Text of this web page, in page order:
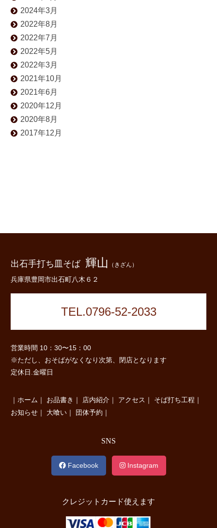
2024年3月
2022年8月
2022年7月
2022年5月
2022年3月
2021年10月
2021年6月
2020年12月
2020年8月
2017年12月
出石手打ち皿そば 輝山 （きざん）
兵庫県豊岡市出石町八木６２
TEL.0796-52-2033
営業時間 10：30〜15：00
※ただし、おそばがなくなり次第、閉店となります
定休日.金曜日
｜ホーム ｜ お品書き ｜ 店内紹介 ｜ アクセス ｜ そば打ち工程 ｜
お知らせ ｜ 大喰い ｜ 団体予約 ｜
SNS
Facebook Instagram
クレジットカード使えます